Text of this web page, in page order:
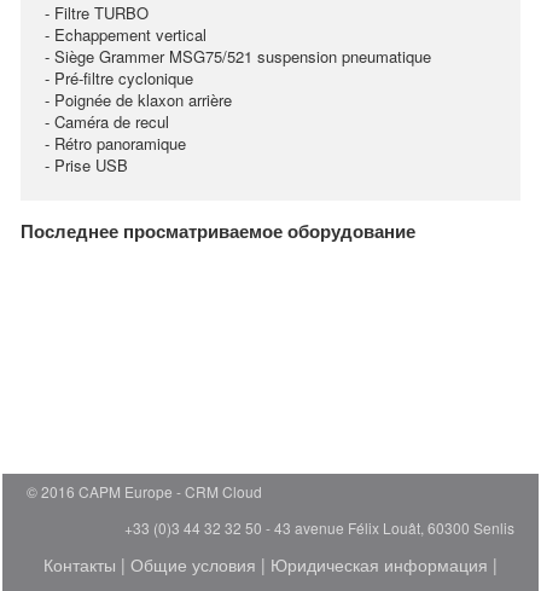
- Filtre TURBO
- Echappement vertical
- Siège Grammer MSG75/521 suspension pneumatique
- Pré-filtre cyclonique
- Poignée de klaxon arrière
- Caméra de recul
- Rétro panoramique
- Prise USB
Последнее просматриваемое оборудование
© 2016 CAPM Europe
CRM Cloud
+33 (0)3 44 32 32 50 - 43 avenue Félix Louât, 60300 Senlis
Контакты | Общие условия | Юридическая информация |